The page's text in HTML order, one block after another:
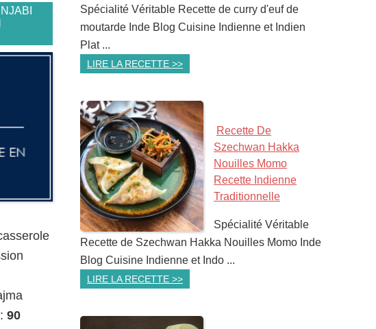
90
Spécialité Véritable Recette de curry d'euf de
moutarde Inde Blog Cuisine Indienne et Indien
Plat ...
LIRE LA RECETTE >>
Recette De
Szechwan Hakka
Nouilles Momo
Recette Indienne
Traditionnelle
Spécialité Véritable
Recette de Szechwan Hakka Nouilles Momo Inde
Blog Cuisine Indienne et Indo ...
LIRE LA RECETTE >>